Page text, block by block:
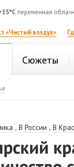
переменная
«Чистый воздух»
Сюжеты
,В России ,В